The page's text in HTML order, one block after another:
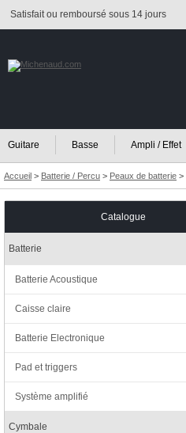
Satisfait ou remboursé sous 14 jours
Guitare Basse Ampli / Effet
Accueil > Batterie / Percu > Peaux de batterie >
Catalogue
Batterie
Batterie Acoustique
Caisse claire
Batterie Electronique
Pad et triggers
Système amplifié
Cymbale